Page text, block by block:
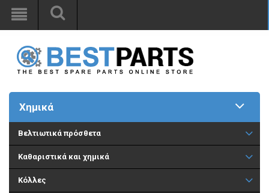
Χημικά
Βελτιωτικά πρόσθετα
Καθαριστικά και χημικά
Κόλλες